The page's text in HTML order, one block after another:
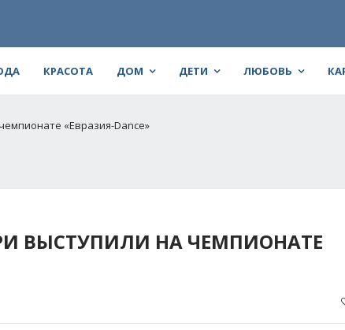
КРАСОТА ДОМ ДЕТИ ЛЮБОВЬ
«Евразия-Dance»
ВЫСТУПИЛИ НА ЧЕМПИОНАТЕ